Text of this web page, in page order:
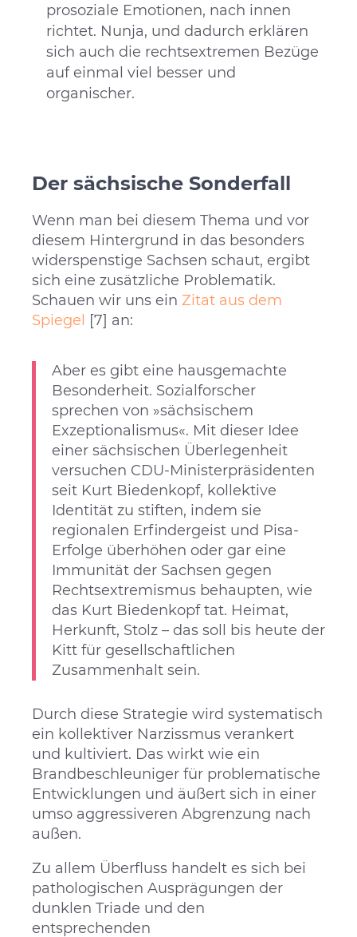
prosoziale Emotionen, nach innen
richtet. Nunja, und dadurch erklären
sich auch die rechtsextremen Bezüge
auf einmal viel besser und
organischer.
Der sächsische Sonderfall
Wenn man bei diesem Thema und vor
diesem Hintergrund in das besonders
widerspenstige Sachsen schaut, ergibt
sich eine zusätzliche Problematik.
Schauen wir uns ein Zitat aus dem
Spiegel [7] an:
Aber es gibt eine hausgemachte
Besonderheit. Sozialforscher
sprechen von »sächsischem
Exzeptionalismus«. Mit dieser Idee
einer sächsischen Überlegenheit
versuchen CDU-Ministerpräsidenten
seit Kurt Biedenkopf, kollektive
Identität zu stiften, indem sie
regionalen Erfindergeist und Pisa-
Erfolge überhöhen oder gar eine
Immunität der Sachsen gegen
Rechtsextremismus behaupten, wie
das Kurt Biedenkopf tat. Heimat,
Herkunft, Stolz – das soll bis heute der
Kitt für gesellschaftlichen
Zusammenhalt sein.
Durch diese Strategie wird systematisch
ein kollektiver Narzissmus verankert
und kultiviert. Das wirkt wie ein
Brandbeschleuniger für problematische
Entwicklungen und äußert sich in einer
umso aggressiveren Abgrenzung nach
außen.
Zu allem Überfluss handelt es sich bei
pathologischen Ausprägungen der
dunklen Triade und den
entsprechenden